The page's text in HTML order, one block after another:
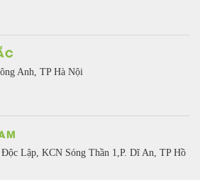
Anh, TP Hà Nội
Lập, KCN Sóng Thần 1,P. Dĩ An, TP Hồ